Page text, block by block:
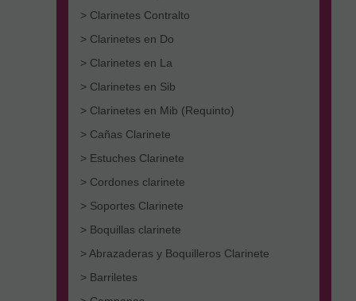
> Clarinetes Contralto
> Clarinetes en Do
> Clarinetes en La
> Clarinetes en Sib
> Clarinetes en Mib (Requinto)
> Cañas Clarinete
> Estuches Clarinete
> Cordones clarinete
> Soportes Clarinete
> Boquillas clarinete
> Abrazaderas y Boquilleros Clarinete
> Barriletes